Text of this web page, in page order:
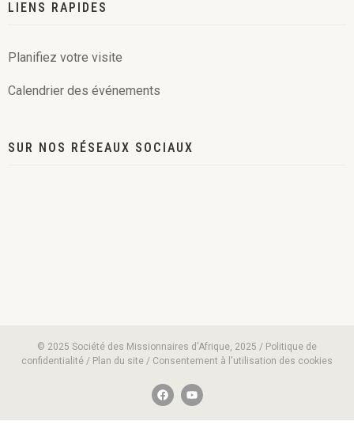
LIENS RAPIDES
Planifiez votre visite
Calendrier des événements
SUR NOS RÉSEAUX SOCIAUX
© 2025 Société des Missionnaires d'Afrique, 2025 / Politique de
confidentialité / Plan du site / Consentement à l'utilisation des cookies